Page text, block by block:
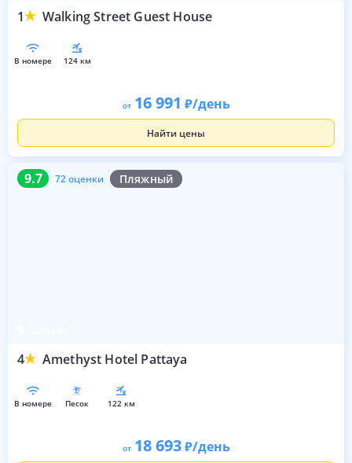
1 Walking Street Guest House
в номере 124 км
от 16 991 /день
Найти цены
9.7 72 оценки Пляжный
4 Amethyst Hotel Pattaya
9.7 72 оценки
в номере песок 122 км
от 18 693 /день